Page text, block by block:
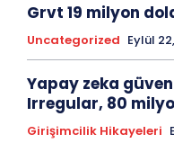
Grvt 19 milyon
Uncategorized Eylül
Yapay zeka
Irregular, 80
Girişimcilik Hikayeleri